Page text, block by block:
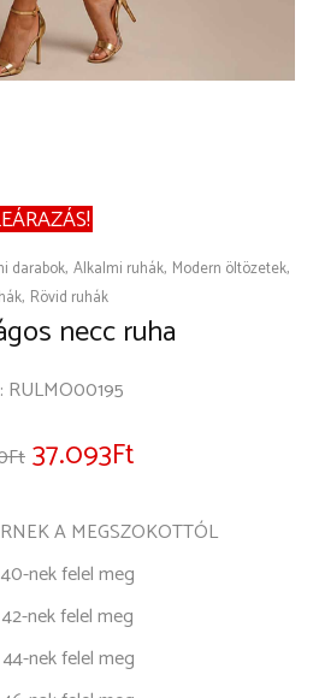
necc ruha
Ft 37.093Ft
RULMO00195
A MEGSZOKOTTÓL
nek felel meg
nek felel meg
nek felel meg
darabok Alkalmi ruhák Modern öltözetek
Rövid ruhák